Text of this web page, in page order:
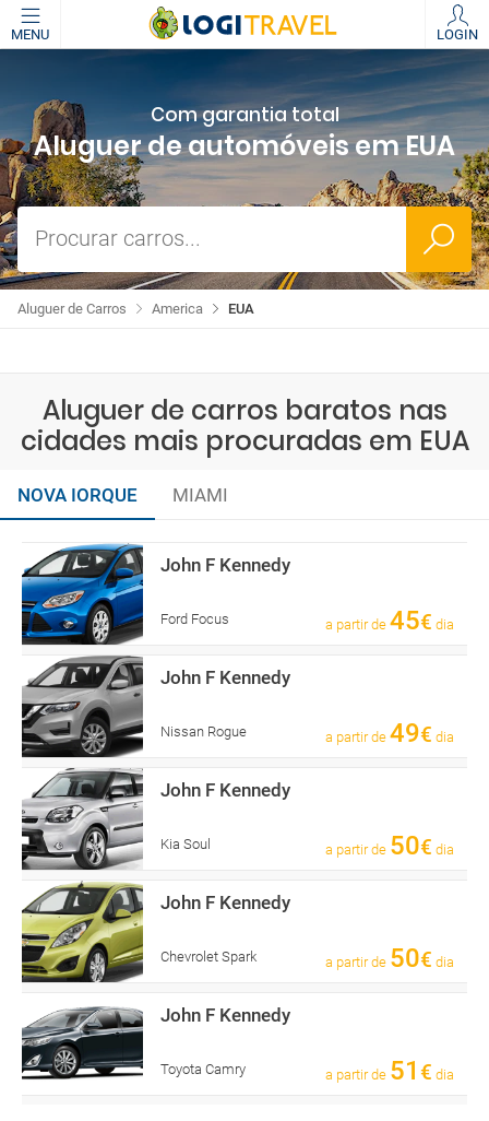
MENU LOGIN
Com garantia total
Aluguer de automóveis em EUA
Procurar carros...
EUA
America
Aluguer de Carros
Aluguer de carros baratos nas
cidades mais procuradas em EUA
NOVA IORQUE MIAMI
John F Kennedy
Ford Focus a partir de 45€ dia
John F Kennedy
Nissan Rogue a partir de 49€ dia
John F Kennedy
Kia Soul a partir de 50€ dia
John F Kennedy
Chevrolet Spark a partir de 50€ dia
John F Kennedy
Toyota Camry a partir de 51 € dia